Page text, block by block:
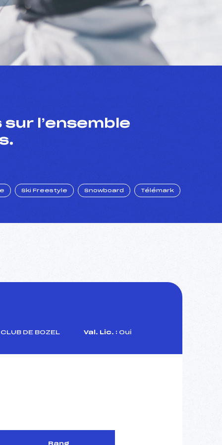
l’ensemble
Ski Freestyle Snowboard Télémark
DE BOZEL Val. Lic. : Oui
Rang